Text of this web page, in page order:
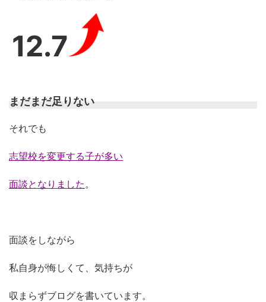
12.7
まだまだ足りない
それでも
志望校を変更する子が多い
面談となりました 。
面談をしながら
私自身が悔しくて、気持ちが
収まらずブログを書いています。